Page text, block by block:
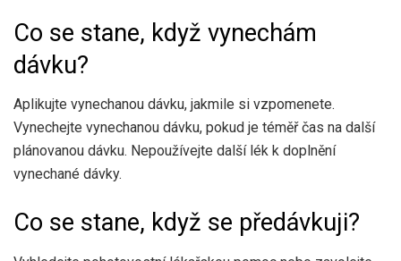
Co se stane, když vynechám
dávku?
Aplikujte vynechanou dávku, jakmile si vzpomenete.
Vynechejte vynechanou dávku, pokud je téměř čas na další
plánovanou dávku. Nepoužívejte další lék k doplnění
vynechané dávky.
Co se stane, když se předávkuji?